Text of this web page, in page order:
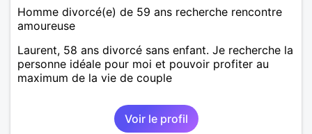
Homme divorcé(e) de 59 ans recherche rencontre
amoureuse
Laurent, 58 ans divorcé sans enfant. Je recherche la
personne idéale pour moi et pouvoir profiter au
maximum de la vie de couple
Voir le profil